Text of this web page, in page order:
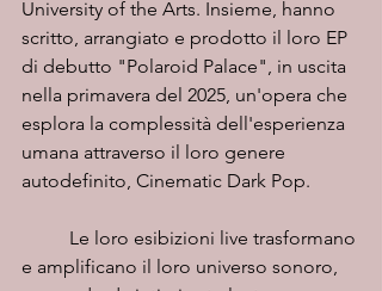
University of the Arts. Insieme, hanno
scritto, arrangiato e prodotto il loro EP
di debutto "Polaroid Palace", in uscita
nella primavera del 2025, un'opera che
esplora la complessità dell'esperienza
umana attraverso il loro genere
autodefinito, Cinematic Dark Pop.
Le loro esibizioni live trasformano
e amplificano il loro universo sonoro,